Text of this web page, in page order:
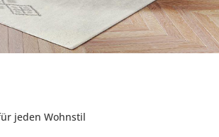
jeden Wohnstil